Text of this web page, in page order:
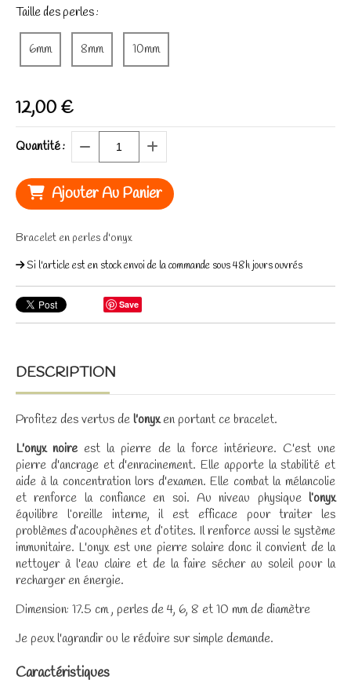
Taille des perles :
6mm 8mm 10mm
12,00 €
Quantité :
Ajouter Au Panier
Bracelet en perles d'onyx
Si l'article est en stock envoi de la commande sous 48h jours ouvrés
Save
DESCRIPTION
Profitez des vertus del'onyxen portant ce bracelet.
L'onyx noireest la pierre de la force intérieure. C'est une
pierre d'ancrage et d'enracinement. Elle apporte la stabilité et
aide à la concentration lors d'examen. Elle combat la mélancolie
et renforce la confiance en soi. Au niveau physiquel’onyx
équilibre l’oreille interne, il est efficace pour traiter les
problèmes d’acouphènes et d’otites. Il renforce aussi le système
immunitaire. L'onyx est une pierre solaire donc il convient de la
nettoyer à l'eau claire et de la faire sécher au soleil pour la
recharger en énergie.
Dimension: 17.5 cm , perles de 4, 6, 8 et 10 mm de diamètre
Je peux l'agrandir ou le réduire sur simple demande.
Caractéristiques